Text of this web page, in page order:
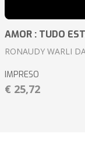
AMOR : TUDO
RONAUDY WARLI
IMPRESO
€ 25,72